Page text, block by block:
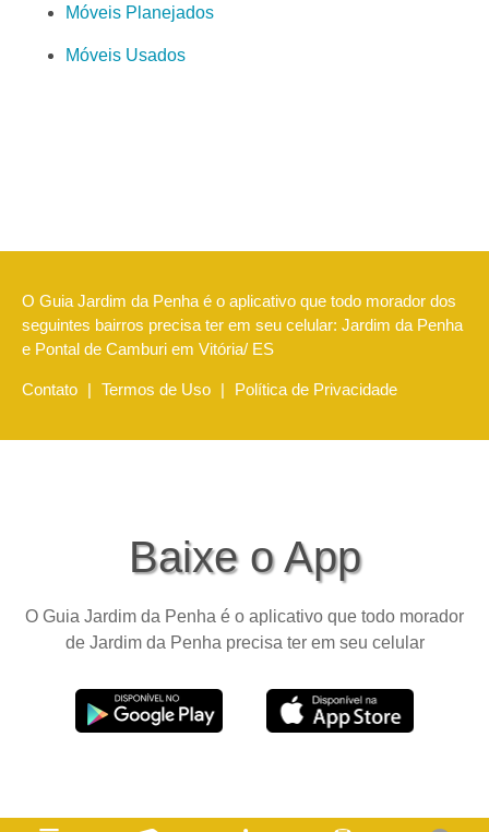
Móveis Planejados
Móveis Usados
O Guia Jardim da Penha é o aplicativo que todo morador dos
seguintes bairros precisa ter em seu celular: Jardim da Penha
e Pontal de Camburi em Vitória/ ES
Contato | Termos de Uso | Política de Privacidade
Baixe o App
O Guia Jardim da Penha é o aplicativo que todo morador
de Jardim da Penha precisa ter em seu celular